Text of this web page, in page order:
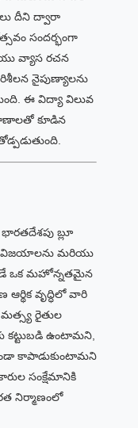
దీని ద్వారా
సందర్భంగా
వ్యాస రచన
నైపుణ్యాలను
ఈ విద్యా విలువ
కూడిన
బ్లూ
విజయాలను మరియు
ఒక మహోన్నతమైన
వృద్ధిలో వారి
రైతుల
కట్టుబడి ఉంటామని,
కాపాడుకుంటామని
సంక్షేమానికి
నిర్మాణంలో